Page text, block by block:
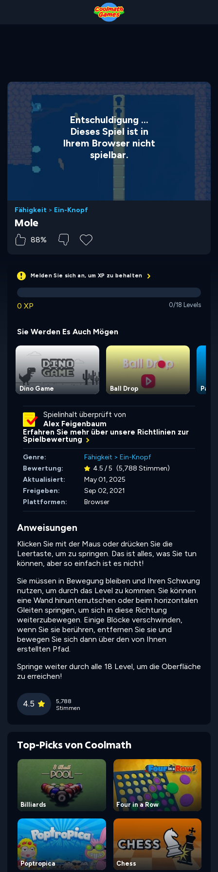
Entschuldigung ...
Dieses Spiel ist in
Ihrem Browser nicht
spielbar.
Fähigkeit > Ein-Knopf
Mole
88%
Melden Sie sich an, um XP zu behalten
0 XP 0/18 Levels
Sie Werden Es Auch Mögen
Dino Game Ball Drop
Spielinhalt überprüft von
Alex Feigenbaum
Erfahren Sie mehr über unsere Richtlinien zur
Spielbewertung
Genre: Fähigkeit > Ein-Knopf
Bewertung:
4.5 / 5 (5,788 Stimmen)
Aktualisiert:
May 01, 2025
Freigeben:
Sep 02, 2021
Plattformen:
Browser
Anweisungen
Klicken Sie mit der Maus oder drücken Sie die
Leertaste, um zu springen. Das ist alles, was Sie tun
können, aber so einfach ist es nicht!
Sie müssen in Bewegung bleiben und Ihren Schwung
nutzen, um durch das Level zu kommen. Sie können
eine Wand hinunterrutschen oder beim horizontalen
Gleiten springen, um sich in diese Richtung
weiterzubewegen. Einige Blöcke verschwinden,
wenn Sie sie berühren, entfernen Sie sie und
bewegen Sie sich dann über den von Ihnen
erstellten Pfad.
Springe weiter durch alle 18 Level, um die Oberfläche
zu erreichen!
4.5
5,788
Stimmen
Top-Picks von Coolmath
Billiards Four in a Row
Poptropica Chess